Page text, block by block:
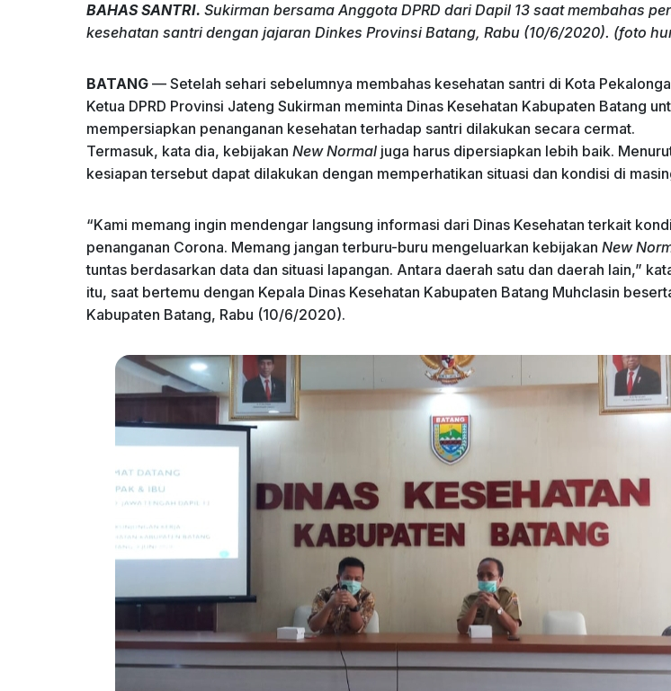
c
b
o
o
k
k
dI
n
at
s
A
p
p
e
gr
a
m
ai ar
BAHAS SANTRI. Sukirman bersama Anggota DPRD dari Dapil 13 saat membahas
kesehatan santri dengan jajaran Dinkes Provinsi Batang, Rabu (10/6/2020). (foto
BATANG — Setelah sehari sebelumnya membahas kesehatan santri di Kota
Ketua DPRD Provinsi Jateng Sukirman meminta Dinas Kesehatan Kabupaten Batang
mempersiapkan penanganan kesehatan terhadap santri dilakukan secara cermat.
Termasuk, kata dia, kebijakan New Normal juga harus dipersiapkan lebih baik.
kesiapan tersebut dapat dilakukan dengan memperhatikan situasi dan kondisi di
“Kami memang ingin mendengar langsung informasi dari Dinas Kesehatan terkait
penanganan Corona. Memang jangan terburu-buru mengeluarkan kebijakan New
tuntas berdasarkan data dan situasi lapangan. Antara daerah satu dan daerah lain,”
itu, saat bertemu dengan Kepala Dinas Kesehatan Kabupaten Batang Muhclasin
Kabupaten Batang, Rabu (10/6/2020).